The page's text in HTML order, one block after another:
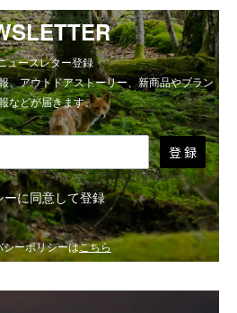
ュースレター登録
、アウトドアストーリー、新商品やブラン
などが届きます。
登 録
に同意して登録
シーポリシーはこちら